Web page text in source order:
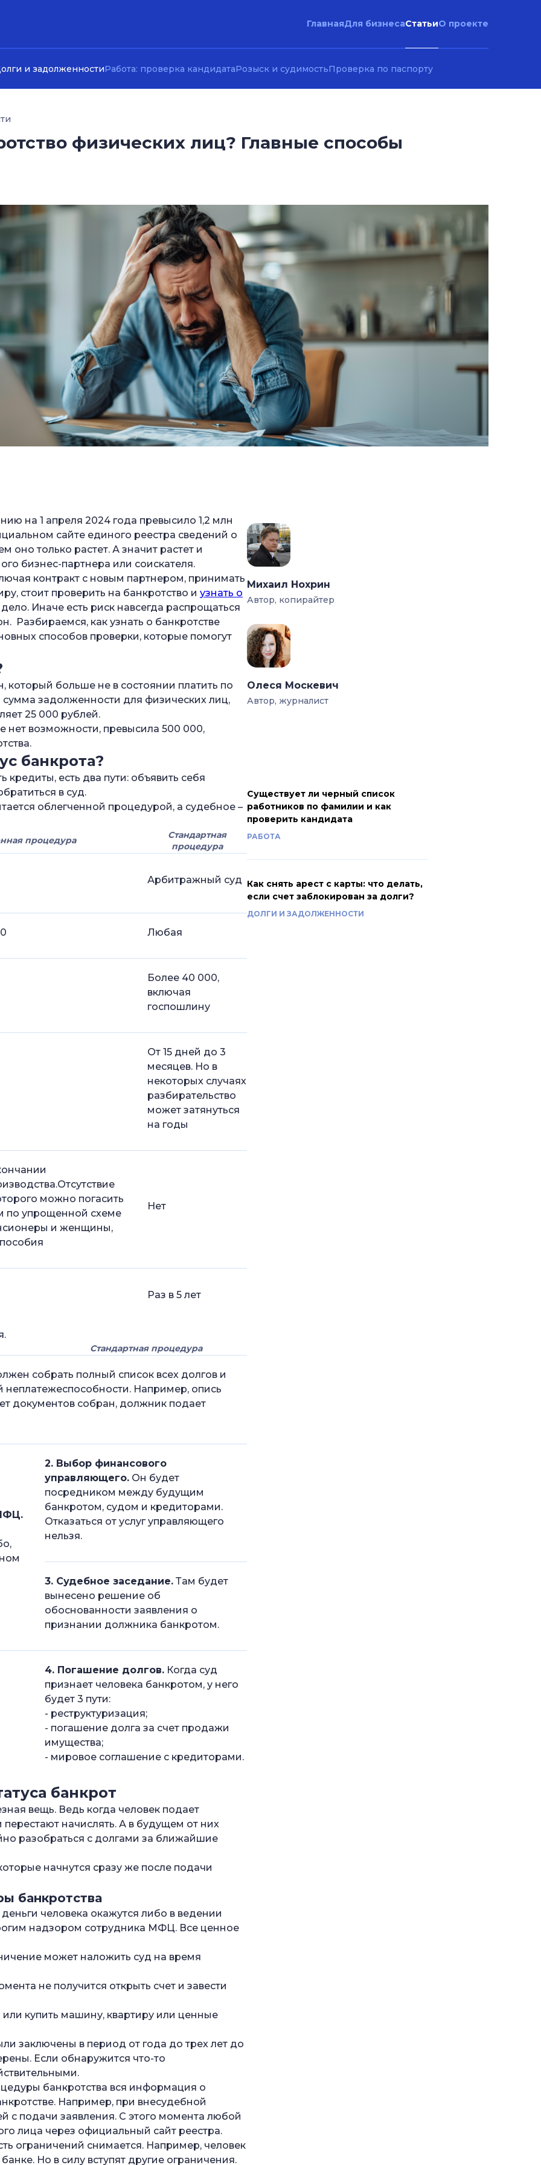
ГлавнаяДля бизнесаСтатьиО проекте
и задолженностиРабота: проверка кандидатаРозыск и судимостьПроверка по паспорту
физических лиц? Главные способы
банкротом?
физических лиц
реестра
дел
на 1 апреля 2024 года превысило 1,2 млн
сайте единого реестра сведений о
оно только растет. А значит растет и
бизнес-партнера или соискателя.
контракт с новым партнером, принимать
стоит проверить на банкротство и узнать о
Иначе есть риск навсегда распрощаться
Разбираемся, как узнать о банкротстве
способов проверки, которые помогут
больше не в состоянии платить по
задолженности для физических лиц,
25 000 рублей.
нет возможности, превысила 500 000,
банкрота?
есть два пути: объявить себя
в суд.
облегченной процедурой, а судебное –
процедура
Стандартная
процедура
Арбитражный суд
Любая
Более 40 000,
включая
госпошлину
От 15 дней до 3
месяцев. Но в
некоторых случаях
разбирательство
может затянуться
на годы
можно погасить
по упрощенной схеме
и женщины,
Нет
Раз в 5 лет
Стандартная процедура
собрать полный список всех долгов и
неплатежеспособности. Например, опись
документов собран, должник подает
2. Выбор финансового
управляющего. Он будет
посредником между будущим
банкротом, судом и кредиторами.
Отказаться от услуг управляющего
нельзя.
3. Судебное заседание. Там будет
вынесено решение об
обоснованности заявления о
признании должника банкротом.
4. Погашение долгов. Когда суд
признает человека банкротом, у него
будет 3 пути:
- реструктуризация;
- погашение долга за счет продажи
имущества;
- мировое соглашение с кредиторами.
банкрот
вещь. Ведь когда человек подает
начислять. А в будущем от них
разобраться с долгами за ближайшие
начнутся сразу же после подачи
банкротства
деньги человека окажутся либо в ведении
надзором сотрудника МФЦ. Все ценное
может наложить суд на время
не получится открыть счет и завести
или купить машину, квартиру или ценные
заключены в период от года до трех лет до
Если обнаружится что-то
банкротства вся информация о
Например, при внесудебной
с подачи заявления. С этого момента любой
лица через официальный сайт реестра.
ограничений снимается. Например, человек
Но в силу вступят другие ограничения.
Михаил Нохрин
Автор, копирайтер
Олеся Москевич
Автор, журналист
Существует ли черный список
работников по фамилии и как
проверить кандидата
РАБОТА
Как снять арест с карты: что делать,
если счет заблокирован за долги?
ДОЛГИ И ЗАДОЛЖЕННОСТИ